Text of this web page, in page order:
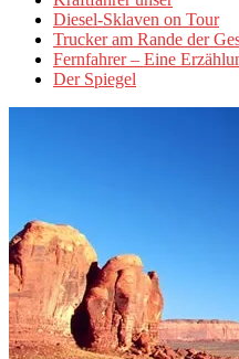
Diesel-Sklaven on Tour
Trucker am Rande der
Fernfahrer – Eine
Der Spiegel